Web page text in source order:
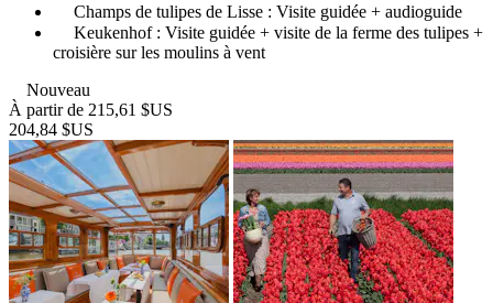
Champs de tulipes de Lisse : Visite guidée + audioguide
Keukenhof : Visite guidée + visite de la ferme des tulipes +
croisière sur les moulins à vent
Nouveau
À partir de 215,61 $US
204,84 $US